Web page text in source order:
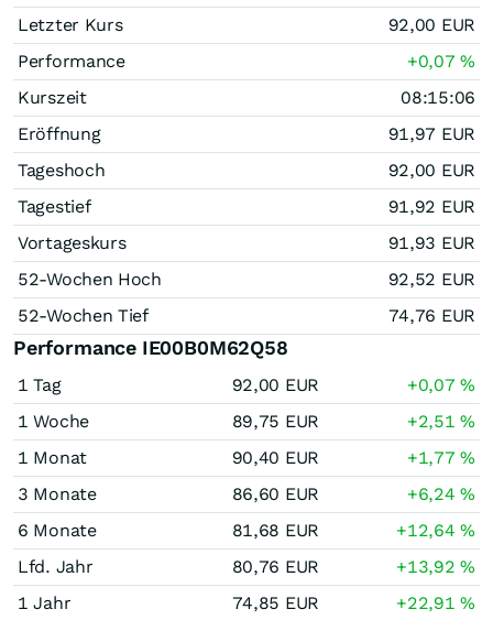
Letzter Kurs
92,00 EUR
Performance
+0,07%
Kurszeit
08:15:06
Eröffnung
91,97 EUR
Tageshoch
92,00 EUR
Tagestief
91,92 EUR
Vortageskurs
91,93 EUR
52-Wochen Hoch
92,52 EUR
52-Wochen Tief
74,76 EUR
Performance IE00B0M62Q58
1 Tag 92,00 EUR +0,07%
1 Woche
89,75 EUR +2,51%
1 Monat
90,40 EUR +1,77%
3 Monate
86,60 EUR +6,24%
6 Monate
81,68 EUR +12,64%
Lfd. Jahr
80,76 EUR +13,92%
1 Jahr
74,85 EUR +22,91%